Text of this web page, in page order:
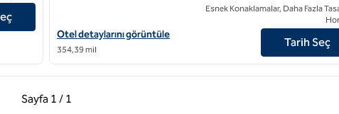
Conrad Jabal Omar Makkah için otel detaylarını görüntüleyin
Otel detaylarını görüntüle
354,39 mil
Esnek Konaklamalar, Daha Fazla
Tarih Seç
Sayfa 1 / 1
Önceki Sayfa, 1 / 1
Sayfa 1 / 1